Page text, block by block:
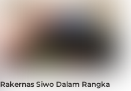
Rakernas Siwo Dalam Rangka